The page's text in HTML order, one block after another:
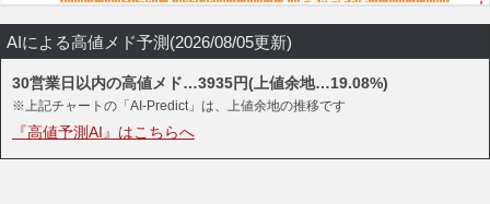
AIによる高値メド予測(2026/08/05更新)
30営業日以内の高値メド…3935円(上値余地…19.08%)
※上記チャートの「AI-Predict」は、上値余地の推移です
『高値予測AI』はこちらへ